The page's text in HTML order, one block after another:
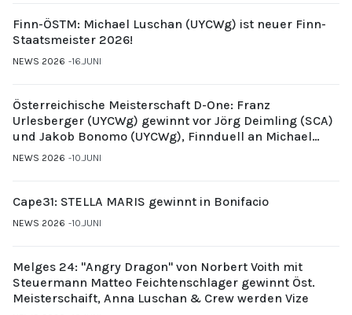
Finn-ÖSTM: Michael Luschan (UYCWg) ist neuer Finn-
Staatsmeister 2026!
NEWS 2026 16.JUNI
Österreichische Meisterschaft D-One: Franz
Urlesberger (UYCWg) gewinnt vor Jörg Deimling (SCA)
und Jakob Bonomo (UYCWg), Finnduell an Michael
Gubi (UYCMo)
NEWS 2026 10.JUNI
Cape31: STELLA MARIS gewinnt in Bonifacio
NEWS 2026 10.JUNI
Melges 24: "Angry Dragon" von Norbert Voith mit
Steuermann Matteo Feichtenschlager gewinnt Öst.
Meisterschaift, Anna Luschan & Crew werden Vize